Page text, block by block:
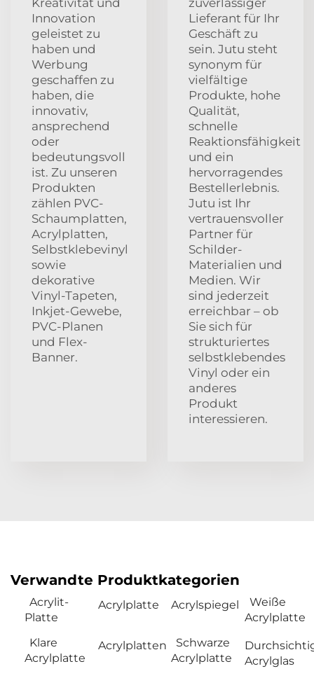
Innovation
geleistet zu
haben und
Werbung
geschaffen zu
haben, die
innovativ,
ansprechend
oder
bedeutungsvoll
ist. Zu unseren
Produkten
zählen PVC-
Schaumplatten,
Acrylplatten,
Selbstklebevinyl
sowie
dekorative
Vinyl-Tapeten,
Inkjet-Gewebe,
PVC-Planen
und Flex-
Banner.
Lieferant für Ihr
Geschäft zu
sein. Jutu steht
synonym für
vielfältige
Produkte, hohe
Qualität,
schnelle
Reaktionsfähigkeit
und ein
hervorragendes
Bestellerlebnis.
Jutu ist Ihr
vertrauensvoller
Partner für
Schilder-
Materialien und
Medien. Wir
sind jederzeit
erreichbar – ob
Sie sich für
strukturiertes
selbstklebendes
Vinyl oder ein
anderes
Produkt
interessieren.
Verwandte Produktkategorien
Acrylit-
Platte
Acrylplatte Acrylspiegel
Weiße
Acrylplatte
Klare
Acrylplatte
Acrylplatten
Schwarze
Acrylplatte
Acrylglas